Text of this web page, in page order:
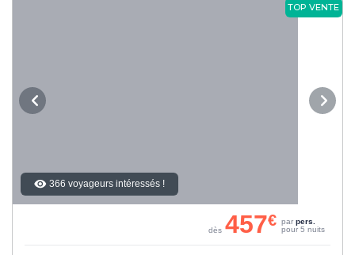
TOP VENTE
366 voyageurs intéressés !
dès 457€ par pers.
pour 5 nuits